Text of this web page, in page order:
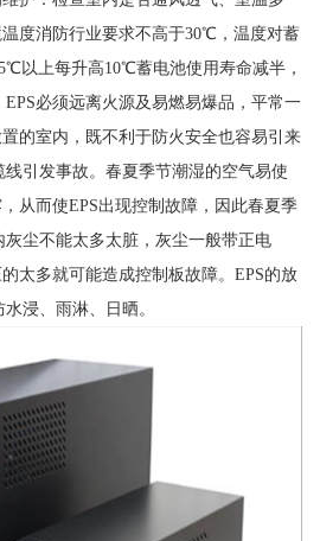
度消防行业要求不高于30℃，温度对蓄
以上每升高10℃蓄电池使用寿命减半，
必须远离火源及易燃易爆品，平常一
的室内，既不利于防火安全也容易引来
引发事故。春夏季节潮湿的空气易使
从而使EPS出现控制故障，因此春夏季
尘不能太多太脏，灰尘一般带正电
太多就可能造成控制板故障。EPS的放
浸、雨淋、日晒。